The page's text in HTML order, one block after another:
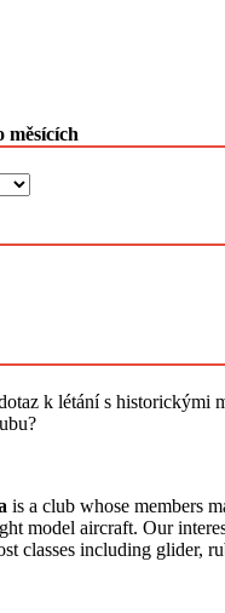
měsících
k létání s historickými
is a club whose members
model aircraft. Our
classes including glider,